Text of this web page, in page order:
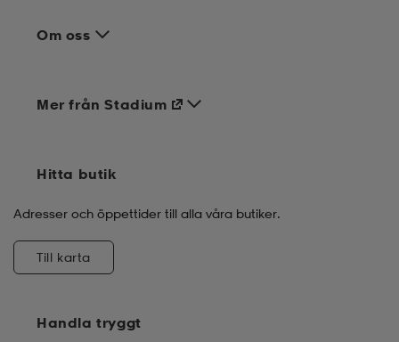
Om oss
Handla tryggt
Mer från Stadium
Hitta butik
Adresser och öppettider till alla våra butiker.
Till karta